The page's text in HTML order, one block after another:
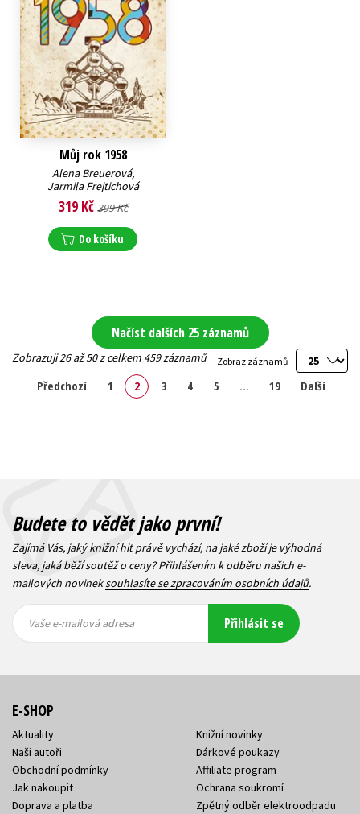
Můj rok 1958
Alena Breuerová,
Jarmila Frejtichová
319 Kč 399 Kč
Do košíku
Načíst dalších 25 záznamů
Zobraz záznamů
Zobrazuji 26 až 50 z celkem 459 záznamů
Předchozí 1 2 3 4 5 … 19 Další
Budete to vědět jako první!
Zajímá Vás, jaký knižní hit právě vychází, na jaké zboží je výhodná
sleva, jaká běží soutěž o ceny? Přihlášením k odběru našich e-
mailových novineksouhlasíte se zpracováním osobních údajů.
mailová
mailová
Vaše e-mailová adresa Přihlásit se
E-SHOP
Aktuality
Naši autoři
Obchodní podmínky
Jak nakoupit
Doprava a platba
Knižní novinky
Dárkové poukazy
Affiliate program
Ochrana soukromí
Zpětný odběr elektroodpadu